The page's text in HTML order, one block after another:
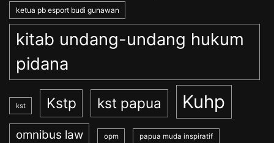
ketua pb esport budi gunawan
kitab undang-undang hukum
pidana
kst Kstp kst papua Kuhp
omnibus law opm papua muda inspiratif